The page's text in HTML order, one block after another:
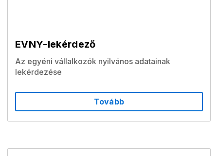
EVNY-lekérdező
Az egyéni vállalkozók nyilvános adatainak
lekérdezése
Tovább